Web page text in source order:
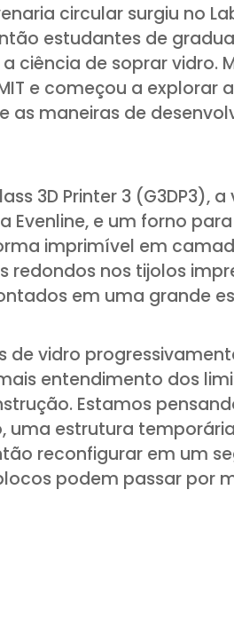
circular surgiu no
estudantes de
ciência de soprar vidro.
e começou a explorar a
as maneiras de
3D Printer 3 (G3DP3), a
Evenline, e um forno
imprimível em
redondos nos tijolos
em uma grande
de vidro
entendimento dos
Estamos
uma estrutura
reconfigurar em um
podem passar por